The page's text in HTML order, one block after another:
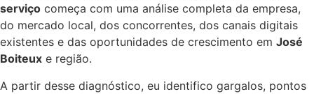
serviço começa com uma análise completa da empresa,
do mercado local, dos concorrentes, dos canais digitais
existentes e das oportunidades de crescimento em José
Boiteux e região.
A partir desse diagnóstico, eu identifico gargalos, pontos